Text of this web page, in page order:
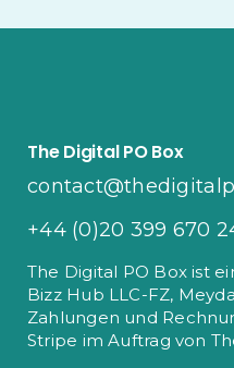
The Digital PO Box
+44 (0)20 399 670
The Digital PO Box ist
Bizz Hub LLC-FZ,
Zahlungen und
Stripe im Auftrag von